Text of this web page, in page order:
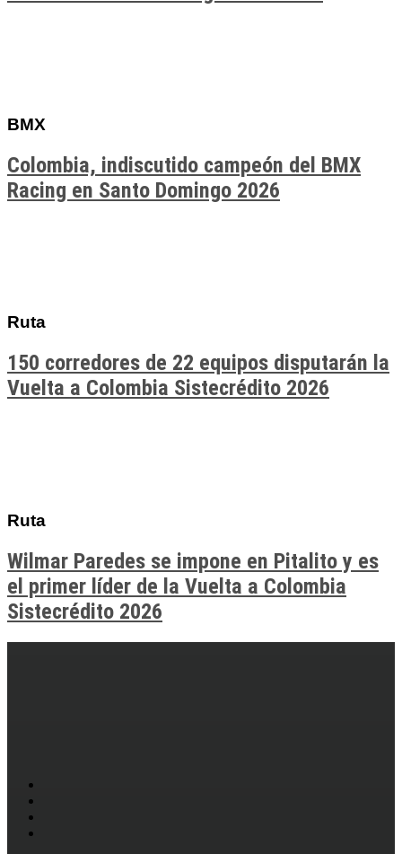
BMX
Colombia, indiscutido campeón del BMX
Racing en Santo Domingo 2026
Ruta
150 corredores de 22 equipos disputarán la
Vuelta a Colombia Sistecrédito 2026
Ruta
Wilmar Paredes se impone en Pitalito y es
el primer líder de la Vuelta a Colombia
Sistecrédito 2026